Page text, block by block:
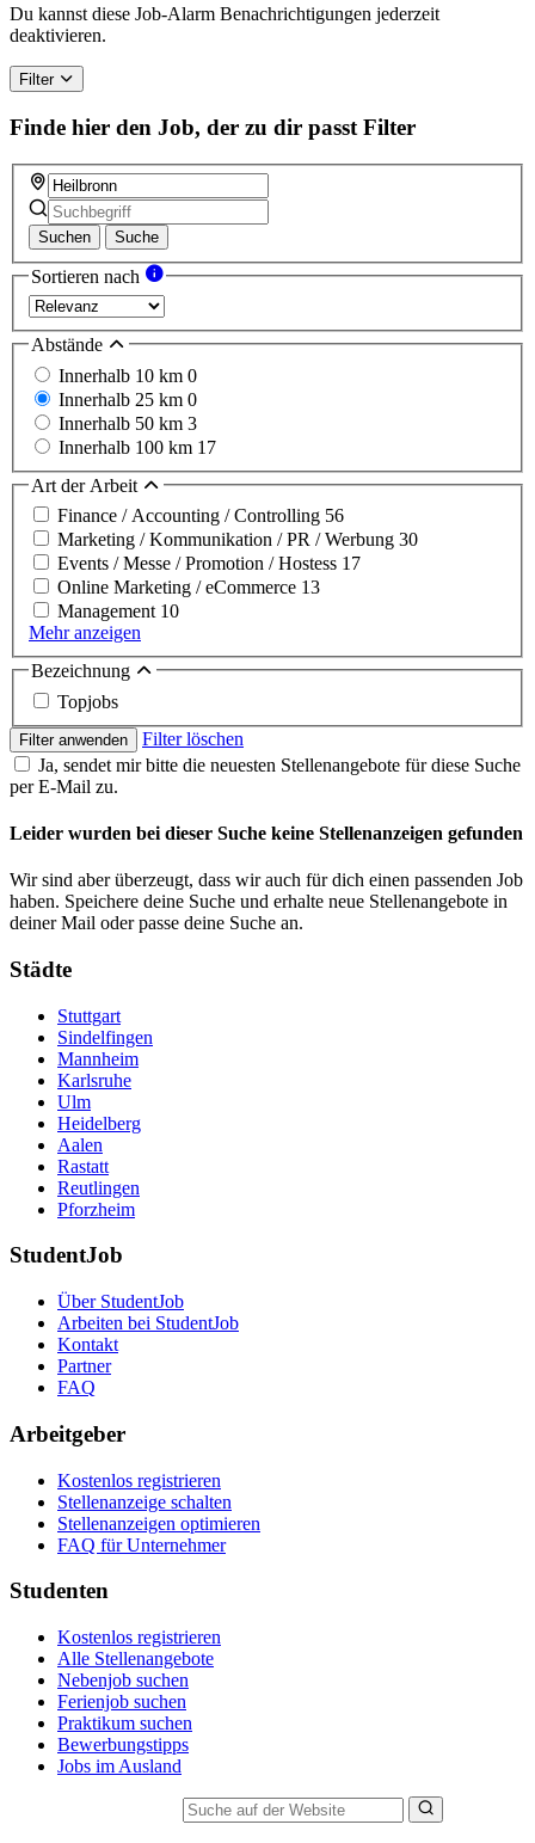
Du kannst diese Job-Alarm Benachrichtigungen jederzeit
deaktivieren.
Filter
Finde hier den Job, der zu dir passt Filter
Suchen Suche
Sortieren nach
Abstände
Innerhalb 10 km 0
Innerhalb 25 km 0
Innerhalb 50 km 3
Innerhalb 100 km 17
Art der Arbeit
Finance / Accounting / Controlling 56
Marketing / Kommunikation / PR / Werbung 30
Events / Messe / Promotion / Hostess 17
Online Marketing / eCommerce 13
Management 10
Mehr anzeigen
Bezeichnung
Topjobs
Filter anwenden
Filter löschen
Ja, sendet mir bitte die neuesten Stellenangebote für diese Suche
per E-Mail zu.
Leider wurden bei dieser Suche keine Stellenanzeigen gefunden
Wir sind aber überzeugt, dass wir auch für dich einen passenden Job
haben. Speichere deine Suche und erhalte neue Stellenangebote in
deiner Mail oder passe deine Suche an.
Städte
Stuttgart
Sindelfingen
Mannheim
Karlsruhe
Ulm
Heidelberg
Aalen
Rastatt
Reutlingen
Pforzheim
StudentJob
Über StudentJob
Arbeiten bei StudentJob
Kontakt
Partner
FAQ
Arbeitgeber
Kostenlos registrieren
Stellenanzeige schalten
Stellenanzeigen optimieren
FAQ für Unternehmer
Studenten
Kostenlos registrieren
Alle Stellenangebote
Nebenjob suchen
Ferienjob suchen
Praktikum suchen
Bewerbungstipps
Jobs im Ausland